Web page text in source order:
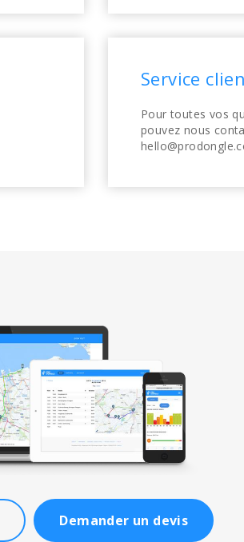
Service
Pour toutes vos
pouvez nous
Demander un devis